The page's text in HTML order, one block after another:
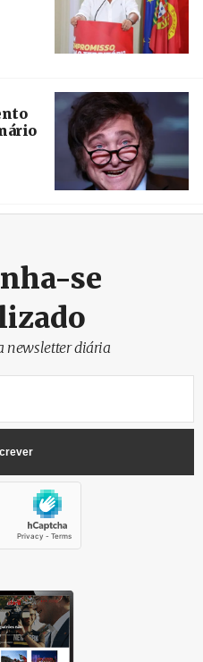
se
newsletter diária